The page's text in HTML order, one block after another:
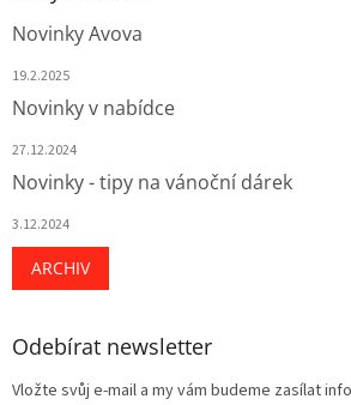
Novinky Avova
19.2.2025
Novinky v nabídce
27.12.2024
Novinky - tipy na vánoční dárek
3.12.2024
ARCHIV
Odebírat newsletter
Vložte svůj e-mail a my vám budeme zasílat